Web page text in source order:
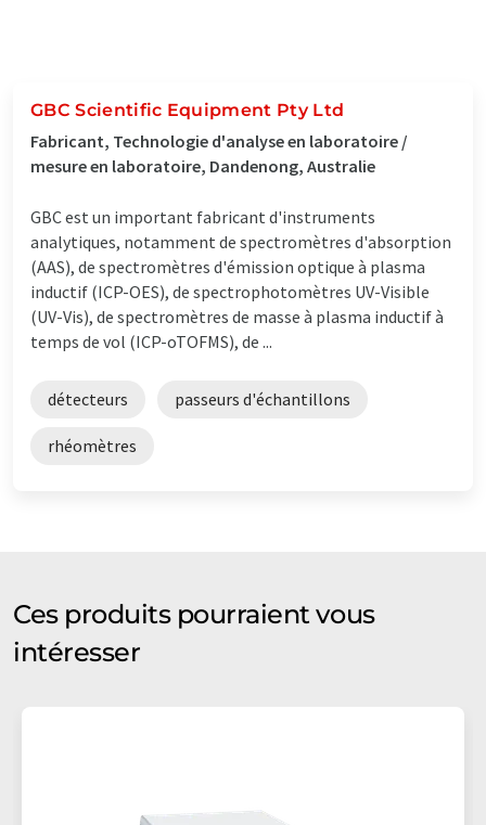
GBC Scientific Equipment Pty Ltd
Fabricant, Technologie d'analyse en laboratoire /
mesure en laboratoire, Dandenong, Australie
GBC est un important fabricant d'instruments
analytiques, notamment de spectromètres d'absorption
(AAS), de spectromètres d'émission optique à plasma
inductif (ICP-OES), de spectrophotomètres UV-Visible
(UV-Vis), de spectromètres de masse à plasma inductif à
temps de vol (ICP-oTOFMS), de ...
détecteurs passeurs d'échantillons
rhéomètres
Ces produits pourraient vous
intéresser